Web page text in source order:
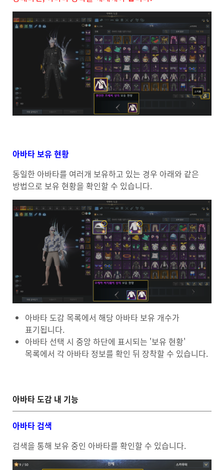
아바타 보유 현황
동일한 아바타를 여러개 보유하고 있는 경우 아래와 같은
방법으로 보유 현황을 확인할 수 있습니다.
아바타 도감 목록에서 해당 아바타 보유 개수가
표기됩니다.
아바타 선택 시 중앙 하단에 표시되는 '보유 현황'
목록에서 각 아바타 정보를 확인 뒤 장착할 수 있습니다.
아바타 도감 내 기능
아바타 검색
검색을 통해 보유 중인 아바타를 확인할 수 있습니다.